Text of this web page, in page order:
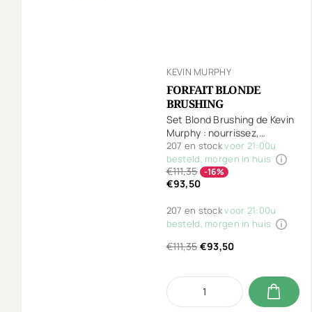
KEVIN MURPHY
FORFAIT BLONDE
BRUSHING
Set Blond Brushing de Kevin
Murphy : nourrissez,
protégez et coiffez vos
cheveux blonds. Inclut
Blonde.Angel.Wash,
Blonde.Angel,
Session.Spray gratuit.
207 en stockvoor 21:00u
besteld, morgen in huis
€111,35 -16%
€93,50
207 en stockvoor 21:00u
besteld, morgen in huis
€111,35€93,50